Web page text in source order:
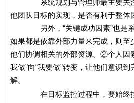
系统规划与管理师最主要关注下
他团队目标的实现，是否有利于整体
另外，“关键成功因素”也是系统
如果都是依靠外部力量来完成，则
他们协调相关的外部资源。②个人因
我做”向“我要做”转变，让他们意识
解。
在目标监控过程中，要始终按照